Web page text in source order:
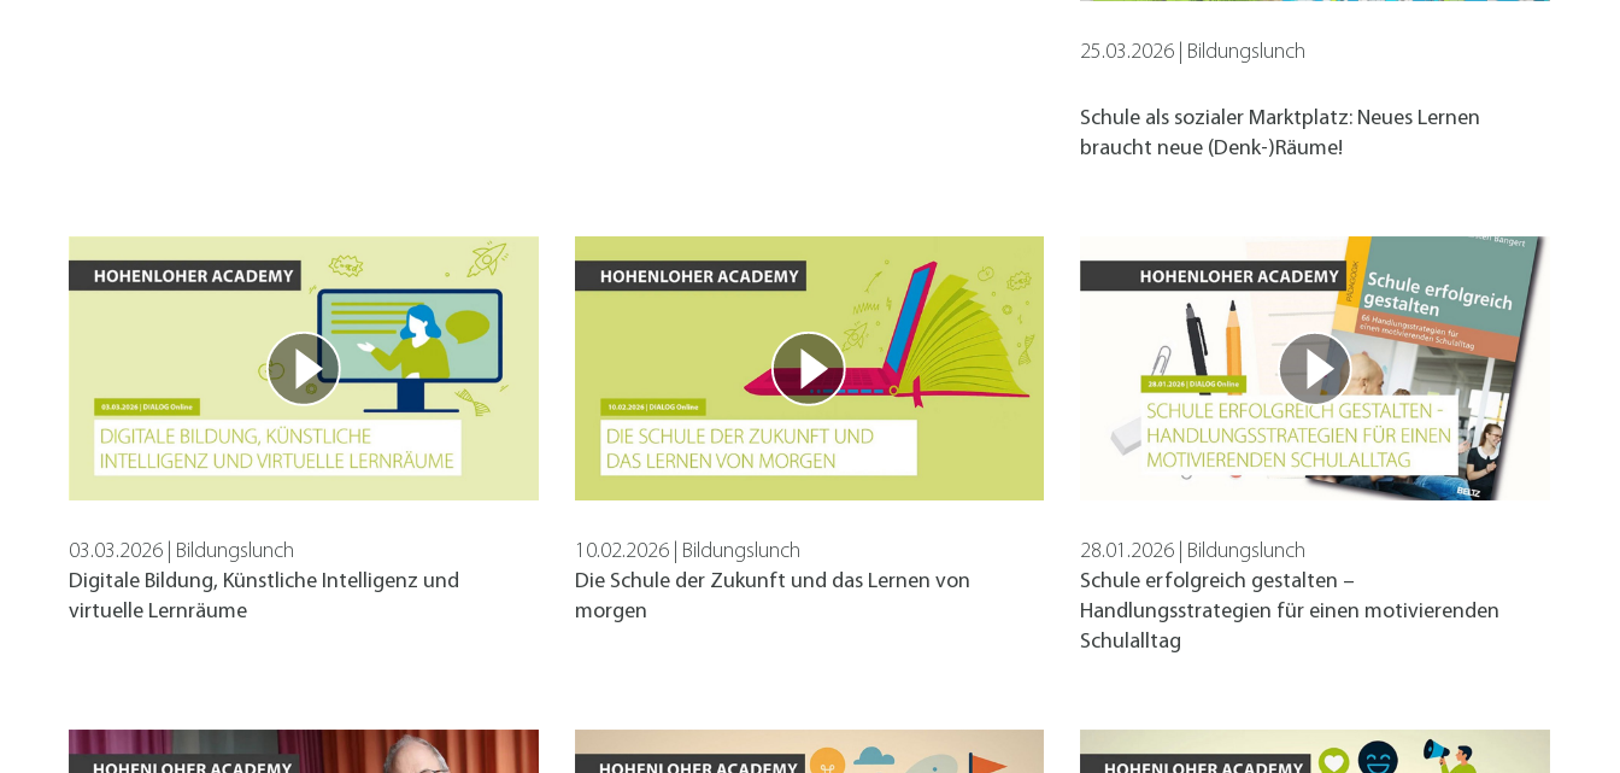
25.03.2026 | Bildungslunch
Schule als sozialer Marktplatz: Neues Lernen
braucht neue (Denk-)Räume!
03.03.2026 | Bildungslunch
Digitale Bildung, Künstliche Intelligenz und
virtuelle Lernräume
10.02.2026 | Bildungslunch
Die Schule der Zukunft und das Lernen von
morgen
28.01.2026 | Bildungslunch
Schule erfolgreich gestalten –
Handlungsstrategien für einen motivierenden
Schulalltag
Notwendig
Diese werden für die Grundfunktionen der Website benötigt und helfen dabei, unsere Website nutzbar zu machen sowie Zugriffe auf sichere Bereiche